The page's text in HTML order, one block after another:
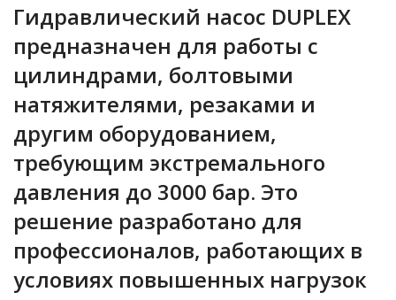
Гидравлический насос DUPLEX
предназначен для работы с
цилиндрами, болтовыми
натяжителями, резаками и
другим оборудованием,
требующим экстремального
давления до 3000 бар. Это
решение разработано для
профессионалов, работающих в
условиях повышенных нагрузок